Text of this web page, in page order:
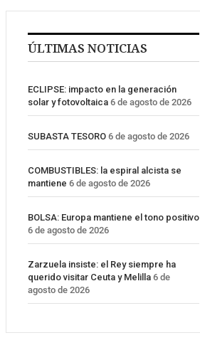
ÚLTIMAS NOTICIAS
ECLIPSE: impacto en la generación
solar y fotovoltaica 6 de agosto de 2026
SUBASTA TESORO 6 de agosto de 2026
COMBUSTIBLES: la espiral alcista se
mantiene 6 de agosto de 2026
BOLSA: Europa mantiene el tono positivo
6 de agosto de 2026
Zarzuela insiste: el Rey siempre ha
querido visitar Ceuta y Melilla 6 de
agosto de 2026